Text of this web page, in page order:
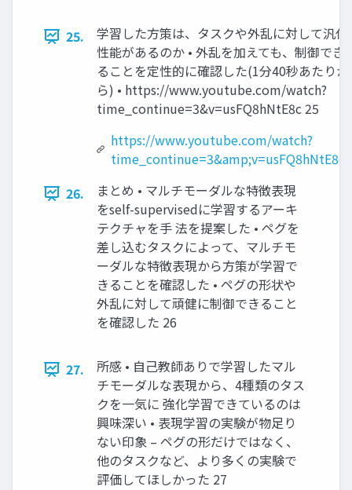
25.
学習した方策は、タスクや外乱に対して汎化
性能があるのか • 外乱を加えても、制御でき
ることを定性的に確認した(1分40秒あたりか
ら) • https://www.youtube.com/watch?
time_continue=3&v=usFQ8hNtE8c 25
https://www.youtube.com/watch?
time_continue=3&amp;v=usFQ8hNtE8c
26.
まとめ • マルチモーダルな特徴表現
をself-supervisedに学習するアーキ
テクチャを手 法を提案した • ペグを
差し込むタスクによって、マルチモ
ーダルな特徴表現から方策が学習で
きることを確認した • ペグの形状や
外乱に対して頑健に制御できること
を確認した 26
27.
所感 • 自己教師ありで学習したマル
チモーダルな表現から、4種類のタス
クを一気に 強化学習できているのは
興味深い • 表現学習の実験が物足り
ない印象 – ペグの形だけではなく、
他のタスクなど、より多くの実験で
評価してほしかった 27